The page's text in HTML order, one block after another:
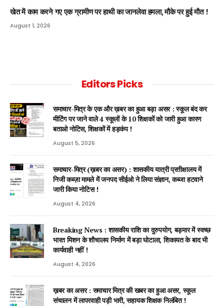
खेत में काम करने गए एक ग्रामीण पर हाथी का जानलेवा हमला, मौके पर हुई मौत !
August 1, 2026
Editors Picks
समाचार-मित्र के एक और ख़बर का हुआ बड़ा असर : स्कूल बंद कर
मीटिंग पर जाने वाले 4 स्कूलों के 10 शिक्षकों को जारी हुआ कारण
बताओ नोटिस, शिक्षकों में हड़कंप !
August 5, 2026
समाचार-मित्र (ख़बर का असर) : शासकीय यात्री प्रतीक्षालय में
निजी कब्ज़ा मामले में जनपद सीईओ ने लिया संज्ञान, कब्जा हटवाने
जारी किया नोटिस !
August 4, 2026
Breaking News : शासकीय राशि का दुरुपयोग, बड़मार में स्वच्छ
भारत मिशन के शौचालय निर्माण में बड़ा घोटाला, शिकायत के बाद भी
कार्यवाही नहीं !
August 4, 2026
ख़बर का असर : समाचार मित्र की खबर का हुआ असर, स्कूल
संचालन में लापरवाही पड़ी भारी, सहायक शिक्षक निलंबित !